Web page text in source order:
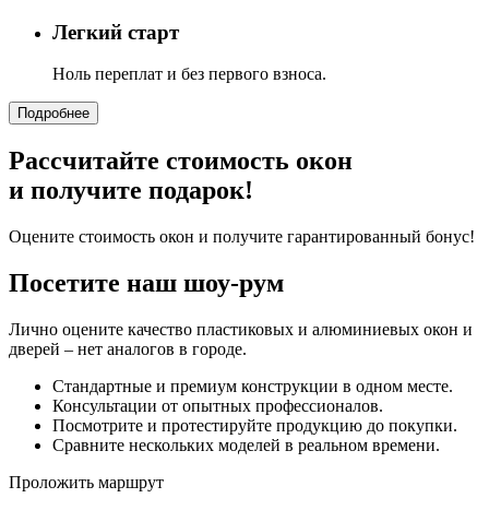
Легкий старт
Ноль переплат и без первого взноса.
Подробнее
Рассчитайте стоимость окон
и получите подарок!
Оцените стоимость окон и получите гарантированный бонус!
Посетите наш шоу-рум
Лично оцените качество пластиковых и алюминиевых окон и
дверей – нет аналогов в городе.
Стандартные и премиум конструкции в одном месте.
Консультации от опытных профессионалов.
Посмотрите и протестируйте продукцию до покупки.
Сравните нескольких моделей в реальном времени.
Проложить маршрут